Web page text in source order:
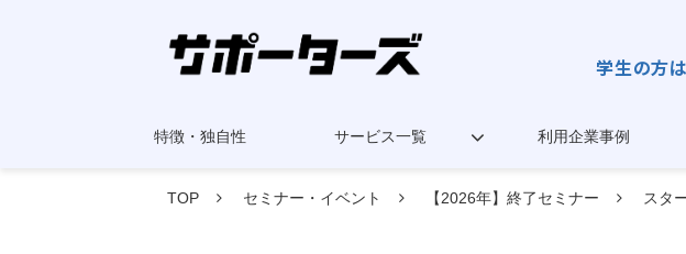
学生の方
特徴・独自性 サービス一覧 利用企業事例
TOP セミナー・イベント 【2026年】終了セミナー スタ